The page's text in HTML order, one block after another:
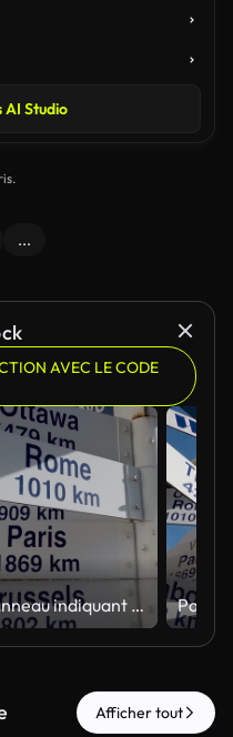
AI Studio
...
AVEC LE CODE
Panneau indiquant les distances vers les grandes villes sous un ciel dégagé
Afficher tout